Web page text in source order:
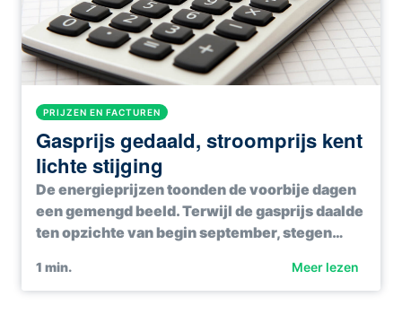
PRIJZEN EN FACTUREN
Gasprijs gedaald, stroomprijs kent
lichte stijging
De energieprijzen toonden de voorbije dagen
een gemengd beeld. Terwijl de gasprijs daalde
ten opzichte van begin september, stegen…
1 min. Meer lezen